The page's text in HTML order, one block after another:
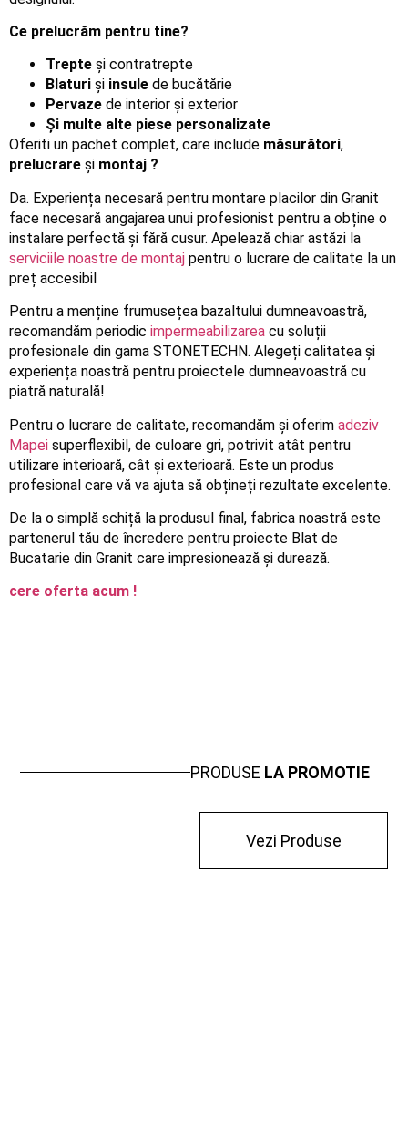
Ce prelucrăm pentru tine?
Trepte și contratrepte
Blaturi și insule de bucătărie
Pervaze de interior și exterior
Și multe alte piese personalizate
Oferiti un pachet complet, care include măsurători,
prelucrare și montaj ?
Da. Experiența necesară pentru montare placilor din Granit
face necesară angajarea unui profesionist pentru a obține o
instalare perfectă și fără cusur. Apelează chiar astăzi la
serviciile noastre de montaj pentru o lucrare de calitate la un
preț accesibil
Pentru a menține frumusețea bazaltului dumneavoastră,
recomandăm periodic impermeabilizarea cu soluții
profesionale din gama STONETECHN. Alegeți calitatea și
experiența noastră pentru proiectele dumneavoastră cu
piatră naturală!
Pentru o lucrare de calitate, recomandăm și oferim adeziv
Mapei superflexibil, de culoare gri, potrivit atât pentru
utilizare interioară, cât și exterioară. Este un produs
profesional care vă va ajuta să obțineți rezultate excelente.
De la o simplă schiță la produsul final, fabrica noastră este
partenerul tău de încredere pentru proiecte Blat de
Bucatarie din Granit care impresionează și durează.
cere oferta acum !
PRODUSE LA PROMOTIE
Vezi Produse